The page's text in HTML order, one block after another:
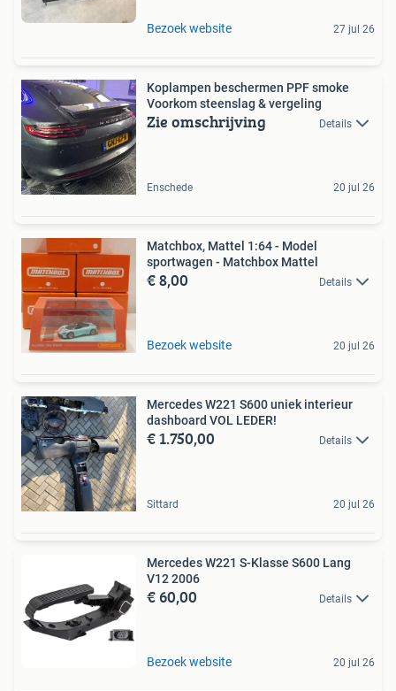
Bezoek website 27 jul 26
Koplampen beschermen PPF smoke
Voorkom steenslag & vergeling
Zie omschrijving Details
Enschede 20 jul 26
Matchbox, Mattel 1:64 - Model
sportwagen - Matchbox Mattel
€ 8,00 Details
Bezoek website 20 jul 26
Mercedes W221 S600 uniek interieur
dashboard VOL LEDER!
€ 1.750,00 Details
Sittard 20 jul 26
Mercedes W221 S-Klasse S600 Lang
V12 2006
€ 60,00 Details
Bezoek website 20 jul 26